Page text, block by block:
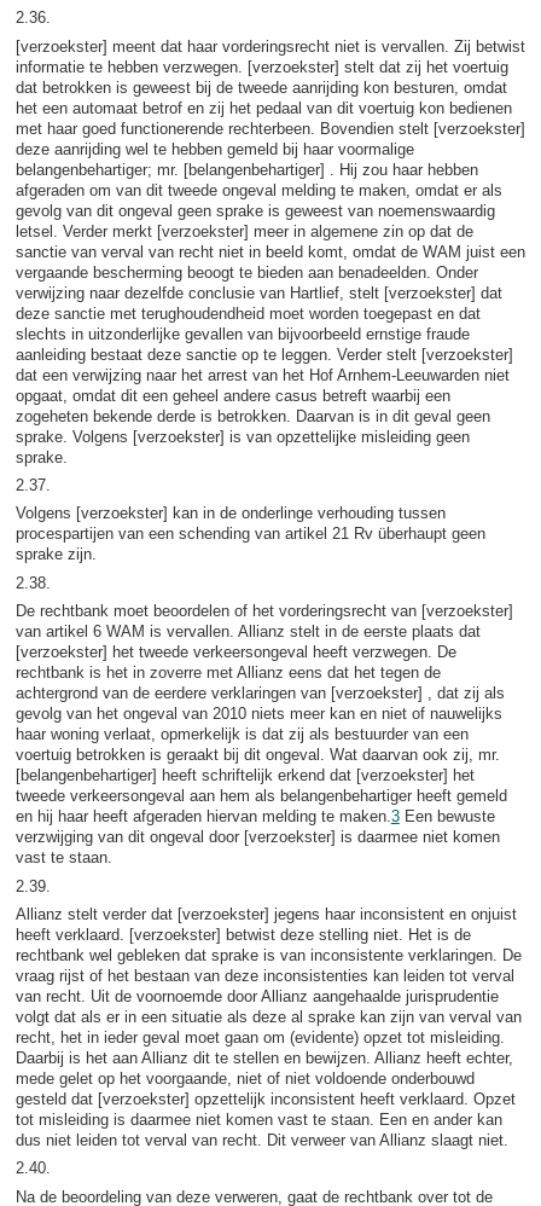
2.36.
[verzoekster] meent dat haar vorderingsrecht niet is vervallen. Zij betwist
informatie te hebben verzwegen. [verzoekster] stelt dat zij het voertuig
dat betrokken is geweest bij de tweede aanrijding kon besturen, omdat
het een automaat betrof en zij het pedaal van dit voertuig kon bedienen
met haar goed functionerende rechterbeen. Bovendien stelt [verzoekster]
deze aanrijding wel te hebben gemeld bij haar voormalige
belangenbehartiger; mr. [belangenbehartiger] . Hij zou haar hebben
afgeraden om van dit tweede ongeval melding te maken, omdat er als
gevolg van dit ongeval geen sprake is geweest van noemenswaardig
letsel. Verder merkt [verzoekster] meer in algemene zin op dat de
sanctie van verval van recht niet in beeld komt, omdat de WAM juist een
vergaande bescherming beoogt te bieden aan benadeelden. Onder
verwijzing naar dezelfde conclusie van Hartlief, stelt [verzoekster] dat
deze sanctie met terughoudendheid moet worden toegepast en dat
slechts in uitzonderlijke gevallen van bijvoorbeeld ernstige fraude
aanleiding bestaat deze sanctie op te leggen. Verder stelt [verzoekster]
dat een verwijzing naar het arrest van het Hof Arnhem-Leeuwarden niet
opgaat, omdat dit een geheel andere casus betreft waarbij een
zogeheten bekende derde is betrokken. Daarvan is in dit geval geen
sprake. Volgens [verzoekster] is van opzettelijke misleiding geen
sprake.
2.37.
Volgens [verzoekster] kan in de onderlinge verhouding tussen
procespartijen van een schending van artikel 21 Rv überhaupt geen
sprake zijn.
2.38.
De rechtbank moet beoordelen of het vorderingsrecht van [verzoekster]
van artikel 6 WAM is vervallen. Allianz stelt in de eerste plaats dat
[verzoekster] het tweede verkeersongeval heeft verzwegen. De
rechtbank is het in zoverre met Allianz eens dat het tegen de
achtergrond van de eerdere verklaringen van [verzoekster] , dat zij als
gevolg van het ongeval van 2010 niets meer kan en niet of nauwelijks
haar woning verlaat, opmerkelijk is dat zij als bestuurder van een
voertuig betrokken is geraakt bij dit ongeval. Wat daarvan ook zij, mr.
[belangenbehartiger] heeft schriftelijk erkend dat [verzoekster] het
tweede verkeersongeval aan hem als belangenbehartiger heeft gemeld
en hij haar heeft afgeraden hiervan melding te maken.3Een bewuste
verzwijging van dit ongeval door [verzoekster] is daarmee niet komen
vast te staan.
2.39.
Allianz stelt verder dat [verzoekster] jegens haar inconsistent en onjuist
heeft verklaard. [verzoekster] betwist deze stelling niet. Het is de
rechtbank wel gebleken dat sprake is van inconsistente verklaringen. De
vraag rijst of het bestaan van deze inconsistenties kan leiden tot verval
van recht. Uit de voornoemde door Allianz aangehaalde jurisprudentie
volgt dat als er in een situatie als deze al sprake kan zijn van verval van
recht, het in ieder geval moet gaan om (evidente) opzet tot misleiding.
Daarbij is het aan Allianz dit te stellen en bewijzen. Allianz heeft echter,
mede gelet op het voorgaande, niet of niet voldoende onderbouwd
gesteld dat [verzoekster] opzettelijk inconsistent heeft verklaard. Opzet
tot misleiding is daarmee niet komen vast te staan. Een en ander kan
dus niet leiden tot verval van recht. Dit verweer van Allianz slaagt niet.
2.40.
Na de beoordeling van deze verweren, gaat de rechtbank over tot de